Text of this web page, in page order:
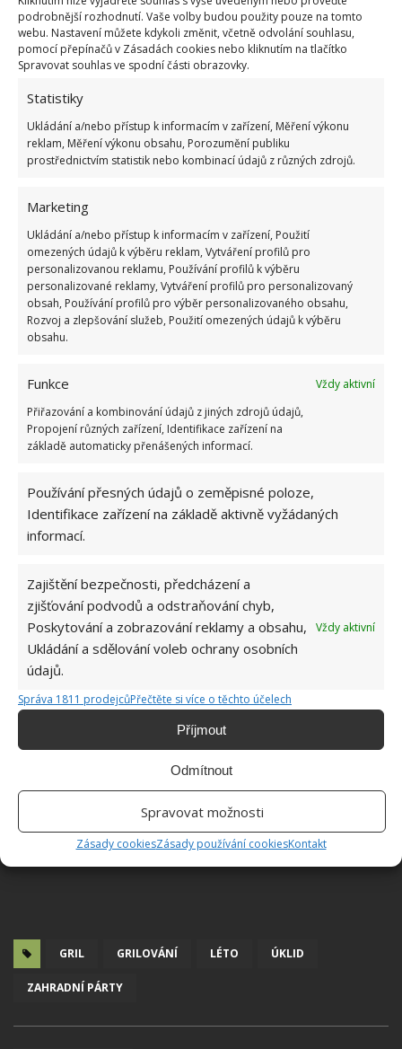
podrobnější rozhodnutí. Vaše volby budou použity pouze na tomto
webu. Nastavení můžete kdykoli změnit, včetně odvolání souhlasu,
pomocí přepínačů v Zásadách cookies nebo kliknutím na tlačítko
Spravovat souhlas ve spodní části obrazovky.
Statistiky
Ukládání a/nebo přístup k informacím v zařízení, Měření výkonu
reklam, Měření výkonu obsahu, Porozumění publiku
prostřednictvím statistik nebo kombinací údajů z různých zdrojů.
Marketing
Ukládání a/nebo přístup k informacím v zařízení, Použití
omezených údajů k výběru reklam, Vytváření profilů pro
personalizovanou reklamu, Používání profilů k výběru
personalizované reklamy, Vytváření profilů pro personalizovaný
obsah, Používání profilů pro výběr personalizovaného obsahu,
Rozvoj a zlepšování služeb, Použití omezených údajů k výběru
obsahu.
Funkce
Vždy aktivní
Přiřazování a kombinování údajů z jiných zdrojů údajů,
Propojení různých zařízení, Identifikace zařízení na
základě automaticky přenášených informací.
Používání přesných údajů o zeměpisné poloze,
Identifikace zařízení na základě aktivně vyžádaných
informací.
Zajištění bezpečnosti, předcházení a
zjišťování podvodů a odstraňování chyb,
Poskytování a zobrazování reklamy a obsahu,
Ukládání a sdělování voleb ochrany osobních
údajů.
Vždy aktivní
Správa 1811 prodejcůPřečtěte si více o těchto účelech
Příjmout
Odmítnout
Spravovat možnosti
Zásady cookiesZásady používání cookiesKontakt
Fotografie: Unsplash
Prostředek na čištění si můžeme vyrobit i z domácích
surovin. Ideální je kombinace peroxidu vodíku a
jedlé sody, v poměru 1:1. Účinek této směsi ještě
šťávy. Ideálním pomocníkem na čištění je také parní
čistič. Horká pára nás zbaví i odolných nečistot a
nemusíme používat chemické prostředky.
Opotřebování grilu také zamezíme, pokud budeme
fólie a nebudeme potraviny připravovat přímo na
roštu.
GRIL GRILOVÁNÍ LÉTO ÚKLID
ZAHRADNÍ PÁRTY